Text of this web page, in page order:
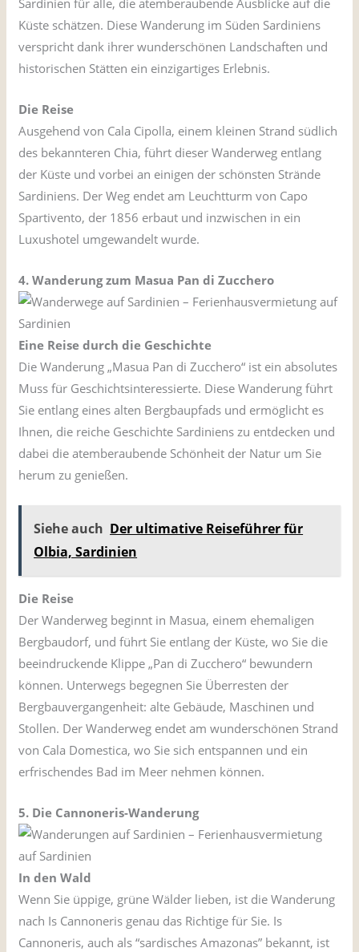
Sardinien für alle, die atemberaubende Ausblicke auf die
Küste schätzen. Diese Wanderung im Süden Sardiniens
verspricht dank ihrer wunderschönen Landschaften und
historischen Stätten ein einzigartiges Erlebnis.
Die Reise
Ausgehend von Cala Cipolla, einem kleinen Strand südlich
des bekannteren Chia, führt dieser Wanderweg entlang
der Küste und vorbei an einigen der schönsten Strände
Sardiniens. Der Weg endet am Leuchtturm von Capo
Spartivento, der 1856 erbaut und inzwischen in ein
Luxushotel umgewandelt wurde.
4. Wanderung zum Masua Pan di Zucchero
Eine Reise durch die Geschichte
Die Wanderung „Masua Pan di Zucchero“ ist ein absolutes
Muss für Geschichtsinteressierte. Diese Wanderung führt
Sie entlang eines alten Bergbaupfads und ermöglicht es
Ihnen, die reiche Geschichte Sardiniens zu entdecken und
dabei die atemberaubende Schönheit der Natur um Sie
herum zu genießen.
Siehe auch Der ultimative Reiseführer für
Olbia, Sardinien
Die Reise
Der Wanderweg beginnt in Masua, einem ehemaligen
Bergbaudorf, und führt Sie entlang der Küste, wo Sie die
beeindruckende Klippe „Pan di Zucchero“ bewundern
können. Unterwegs begegnen Sie Überresten der
Bergbauvergangenheit: alte Gebäude, Maschinen und
Stollen. Der Wanderweg endet am wunderschönen Strand
von Cala Domestica, wo Sie sich entspannen und ein
erfrischendes Bad im Meer nehmen können.
5. Die Cannoneris-Wanderung
In den Wald
Wenn Sie üppige, grüne Wälder lieben, ist die Wanderung
nach Is Cannoneris genau das Richtige für Sie. Is
Cannoneris, auch als “sardisches Amazonas” bekannt, ist